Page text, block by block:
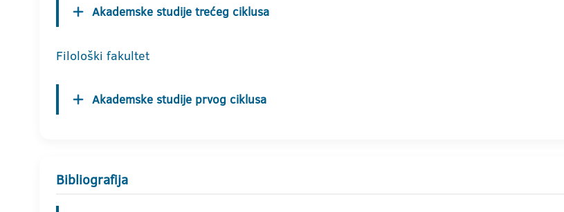
Akademske studije trećeg ciklusa
Filološki fakultet
Akademske studije prvog ciklusa
Bibliografija